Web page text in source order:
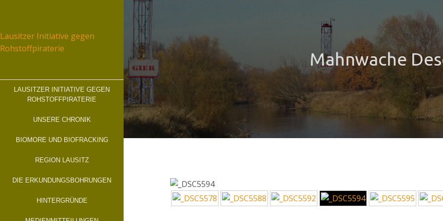
content
Lausitzer Initiative gegen
Rohstoffpiraterie
LAUSITZER INITIATIVE GEGEN
ROHSTOFFPIRATERIE
UNSERE CHRONIK
BIOMORE UND BIOFRACKING
REGION LAUSITZ
DIE ERKUNDUNGSBOHRUNGEN
HINTERGRÜNDE
Mahnwache